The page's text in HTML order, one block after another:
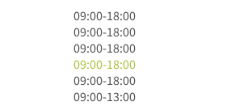
9
Uhr
bis
18
Uhr
09:00-18:00
9
Uhr
bis
18
Uhr
09:00-18:00
9
Uhr
bis
18
09:00-18:00
9
Uhr
bis
09:00-18:00
9
Uhr
09:00-18:00
9
09:00-13:00